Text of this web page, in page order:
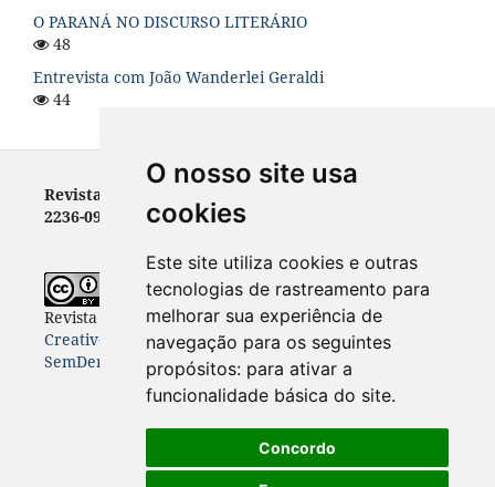
O nosso site usa
cookies
Este site utiliza cookies e outras
tecnologias de rastreamento para
melhorar sua experiência de
navegação para os seguintes
propósitos: para ativar a
funcionalidade básica do site.
Concordo
O PARANÁ NO DISCURSO LITERÁRIO
48
Entrevista com João Wanderlei Geraldi
44
Revista Letras - ISSN 0100-0888 (versão impressa) e
2236-0999 (versão eletrônica)
Revista Letrasestá licenciada com uma Licença
Creative Commons Atribuição-NãoComercial-
SemDerivações 4.0 Internacional .